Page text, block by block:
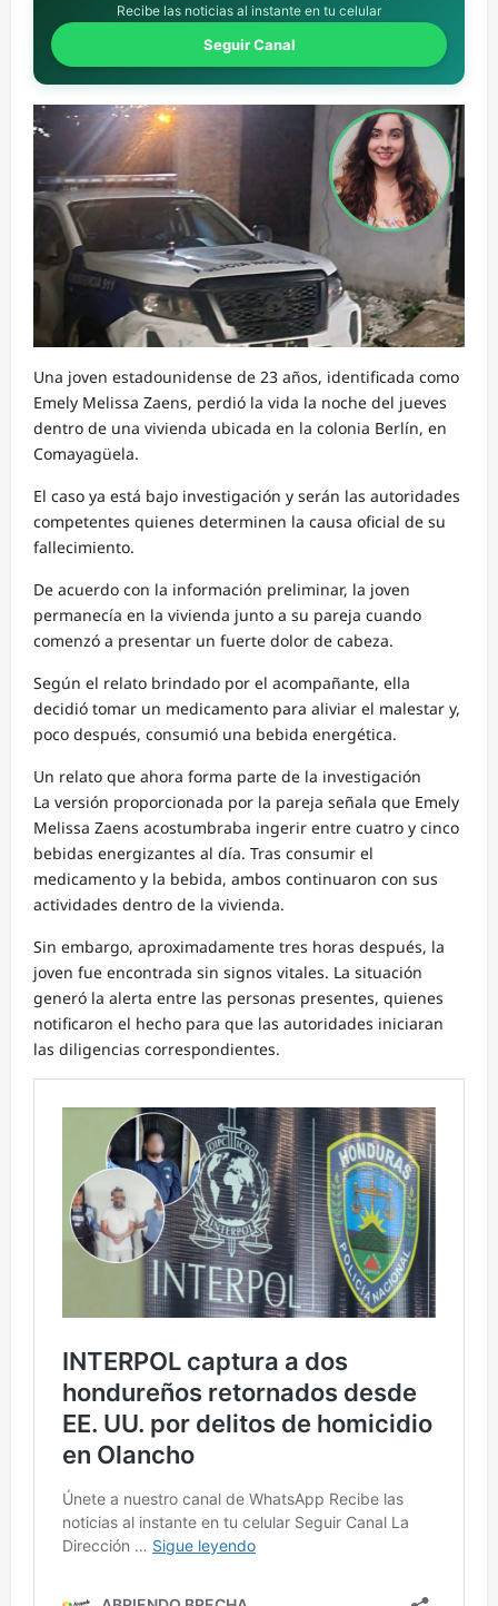
Recibe las noticias al instante en tu celular
Seguir Canal
Una joven estadounidense de 23 años, identificada como
Emely Melissa Zaens, perdió la vida la noche del jueves
dentro de una vivienda ubicada en la colonia Berlín, en
Comayagüela.
El caso ya está bajo investigación y serán las autoridades
competentes quienes determinen la causa oficial de su
fallecimiento.
De acuerdo con la información preliminar, la joven
permanecía en la vivienda junto a su pareja cuando
comenzó a presentar un fuerte dolor de cabeza.
Según el relato brindado por el acompañante, ella
decidió tomar un medicamento para aliviar el malestar y,
poco después, consumió una bebida energética.
Un relato que ahora forma parte de la investigación
La versión proporcionada por la pareja señala que Emely
Melissa Zaens acostumbraba ingerir entre cuatro y cinco
bebidas energizantes al día. Tras consumir el
medicamento y la bebida, ambos continuaron con sus
actividades dentro de la vivienda.
Sin embargo, aproximadamente tres horas después, la
joven fue encontrada sin signos vitales. La situación
generó la alerta entre las personas presentes, quienes
notificaron el hecho para que las autoridades iniciaran
las diligencias correspondientes.